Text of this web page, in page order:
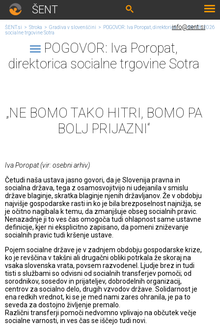
ŠENT
info@sent.si
09. 08. 2026
ŠENT.si > Stroka > Gradiva v slovenščini > POGOVOR: Iva Poropat, direktorica
socialne trgovine Sotra
POGOVOR: Iva Poropat,
direktorica socialne trgovine Sotra
„NE BOMO TAKO HITRI, BOMO PA
BOLJ PRIJAZNI“
Iva Poropat (vir: osebni arhiv)
Četudi naša ustava jasno govori, da je Slovenija pravna in
socialna država, tega z osamosvojitvijo ni udejanila v smislu
države blaginje, skratka blaginje njenih državljanov. Že v obdobju
najvišje gospodarske rasti in ko je bila brezposelnost najnižja, se
je očitno nagibala k temu, da zmanjšuje obseg socialnih pravic.
Nenazadnje ji to ves čas omogoča tudi ohlapnost same ustavne
definicije, kjer ni eksplicitno zapisano, da pomeni zniževanje
socialnih pravic tudi kršenje ustave.
Pojem socialne države je v zadnjem obdobju gospodarske krize,
ko je revščina v takšni ali drugačni obliki potrkala že skoraj na
vsaka slovenska vrata, povsem razvodenel. Ljudje brez in tudi
tisti s službami so odvisni od socialnih transferjev pomoči; od
sorodnikov, sosedov in prijateljev, dobrodelnih organizacij,
centrov za socialno delo, drugih vzvodov države. Solidarnost je
ena redkih vrednot, ki se je med nami zares ohranila, je pa to
seveda za dostojno življenje premalo.
Različni transferji pomoči nedvomno vplivajo na občutek večje
socialne varnosti, in ves čas se iščejo tudi novi.